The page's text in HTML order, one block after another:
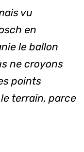
vu
en
le ballon
ne croyons
points
terrain, parce